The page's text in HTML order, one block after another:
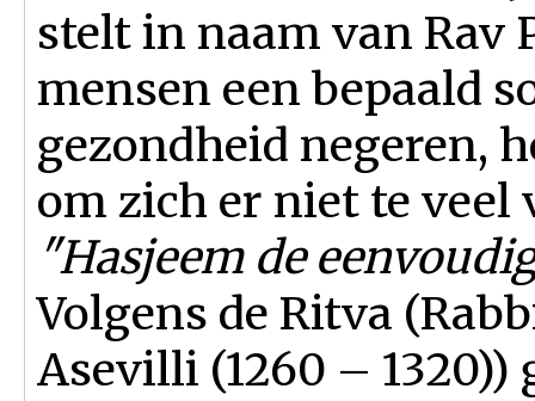
stelt in naam van Rav
mensen een bepaald
gezondheid negeren,
om zich er niet te veel
"Hasjeem de
Volgens de Ritva
Asevilli (1260 –